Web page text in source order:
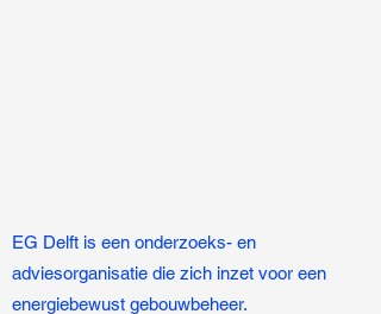
EG Delft is een onderzoeks- en
adviesorganisatie die zich inzet voor een
energiebewust gebouwbeheer.